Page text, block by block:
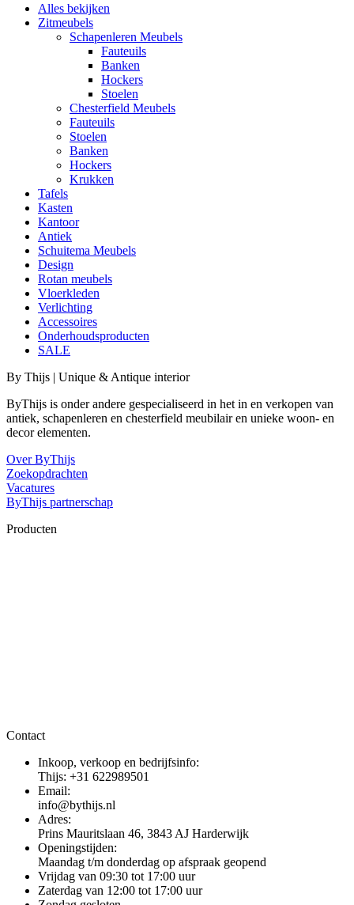
Alles bekijken
Zitmeubels
Schapenleren Meubels
Fauteuils
Banken
Hockers
Stoelen
Chesterfield Meubels
Fauteuils
Stoelen
Banken
Hockers
Krukken
Tafels
Kasten
Kantoor
Antiek
Schuitema Meubels
Design
Rotan meubels
Vloerkleden
Verlichting
Accessoires
Onderhoudsproducten
SALE
By Thijs | Unique & Antique interior
ByThijs is onder andere gespecialiseerd in het in en verkopen van
antiek, schapenleren en chesterfield meubilair en unieke woon- en
decor elementen.
Over ByThijs
Zoekopdrachten
Vacatures
ByThijs partnerschap
Producten
Contact
Inkoop, verkoop en bedrijfsinfo:
Thijs: +31 622989501
Email:
info@bythijs.nl
Adres:
Prins Mauritslaan 46, 3843 AJ Harderwijk
Openingstijden:
Maandag t/m donderdag op afspraak geopend
Vrijdag van 09:30 tot 17:00 uur
Zaterdag van 12:00 tot 17:00 uur